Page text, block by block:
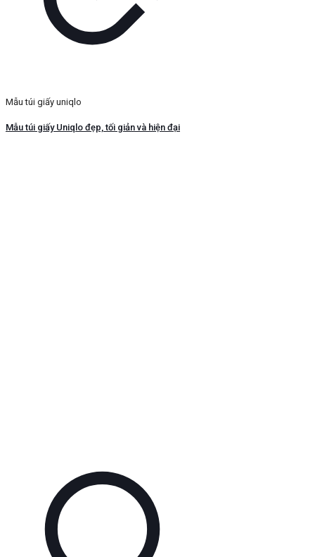
Mẫu túi giấy uniqlo
Mẫu túi giấy Uniqlo đẹp, tối giản và hiện đại